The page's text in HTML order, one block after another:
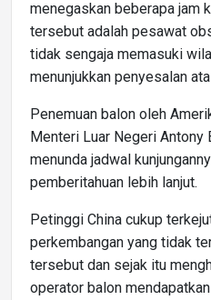
menegaskan beberapa jam
tersebut adalah pesawat
tidak sengaja memasuki
menunjukkan penyesalan
Penemuan balon oleh
Menteri Luar Negeri Antony
menunda jadwal
pemberitahuan lebih lanjut.
Petinggi China cukup
perkembangan yang tidak
tersebut dan sejak itu
operator balon